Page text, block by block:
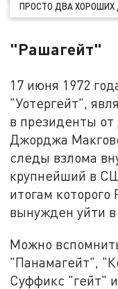
ПРОСТО ДВА ХОРОШИХ
"Рашагейт"
17 июня 1972
"Уотергейт",
в президенты
Джорджа
следы взлома
крупнейший в
итогам
вынужден уйти в
Можно
"Панамагейт",
Суффикс "гейт"